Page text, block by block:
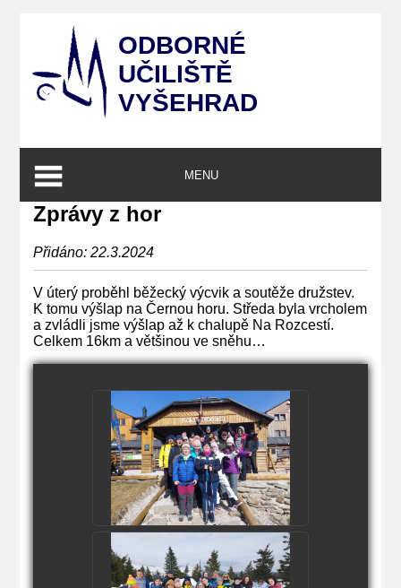
ODBORNÉ
UČILIŠTĚ
VYŠEHRAD
MENU
Zprávy z hor
Přidáno: 22.3.2024
V úterý proběhl běžecký výcvik a soutěže družstev.
K tomu výšlap na Černou horu. Středa byla vrcholem
a zvládli jsme výšlap až k chalupě Na Rozcestí.
Celkem 16km a většinou ve sněhu…